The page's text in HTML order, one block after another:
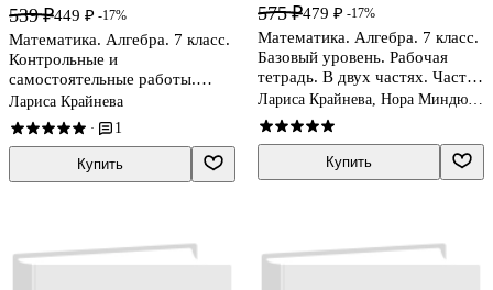
539 ₽449 ₽ -17%
Математика. Алгебра. 7 класс.
Контрольные и
самостоятельные работы.
Базовый уровень
Лариса Крайнева
· 1
Купить
575 ₽479 ₽ -17%
Математика. Алгебра. 7 класс.
Базовый уровень. Рабочая
тетрадь. В двух частях. Часть
1
Лариса Крайнева, Нора Миндюк,
Инга Шлыкова
Купить